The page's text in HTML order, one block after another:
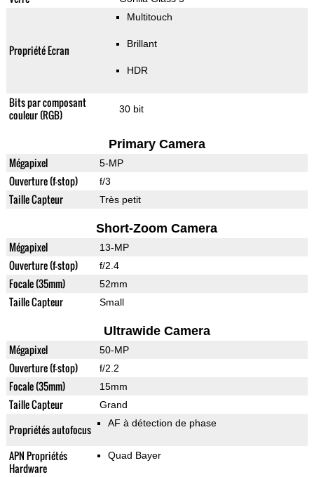
Propriété Ecran
Multitouch
Brillant
HDR
Bits par composant
couleur (RGB)
30 bit
Primary Camera
Mégapixel 5-MP
Ouverture (f-stop) f/3
Taille Capteur Très petit
Short-Zoom Camera
Mégapixel 13-MP
Ouverture (f-stop) f/2.4
Focale (35mm) 52mm
Taille Capteur Small
Ultrawide Camera
Mégapixel 50-MP
Ouverture (f-stop) f/2.2
Focale (35mm) 15mm
Taille Capteur Grand
Propriétés autofocus AF à détection de phase
APN Propriétés
Hardware
Quad Bayer